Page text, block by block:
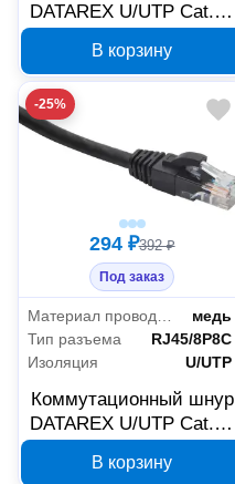
DATAREX U/UTP Cat.5e
черный DR-181908
В корзину
-25%
294 ₽392 ₽
Под заказ
медь
Тип разъема
RJ45/8P8C
Изоляция
U/UTP
Коммутационный шнур
DATAREX U/UTP Cat.5e
черный DR-181915
В корзину